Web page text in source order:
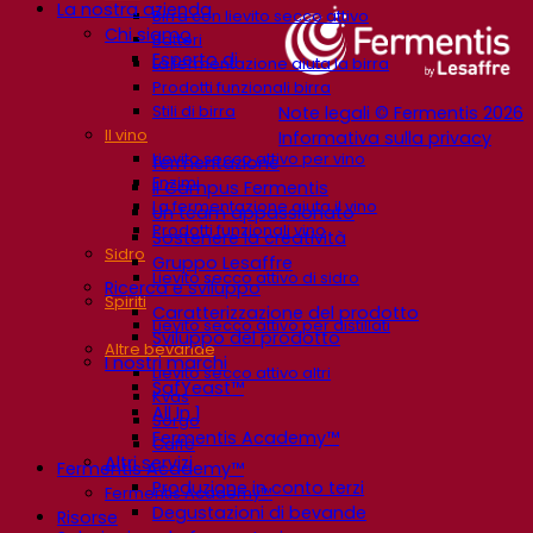
Birra con lievito secco attivo
Batteri
La fermentazione aiuta la birra
Prodotti funzionali birra
Stili di birra
Il vino
Lievito secco attivo per vino
Enzimi
La fermentazione aiuta il vino
Prodotti funzionali vino
Sidro
Lievito secco attivo di sidro
Spiriti
Lievito secco attivo per distillati
Altre bevande
Lievito secco attivo altri
Kvas
Sorgo
Caffè
Fermentis Academy™
Fermentis Academy™
Risorse
Note legali © Fermentis 2026
Informativa sulla privacy
La nostra azienda
Chi siamo
Esperto di
fermentazione
Il Campus Fermentis
Un team appassionato
Sostenere la creatività
Gruppo Lesaffre
Ricerca e sviluppo
Caratterizzazione del prodotto
Sviluppo del prodotto
I nostri marchi
SafYeast™
All In 1
Fermentis Academy™
Altri servizi
Produzione in conto terzi
Degustazioni di bevande